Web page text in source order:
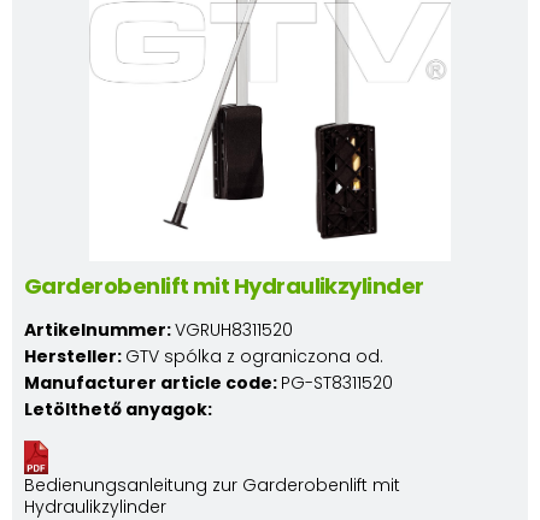
Garderobenlift mit Hydraulikzylinder
Artikelnummer:VGRUH8311520
Hersteller: GTV spólka z ograniczona od.
Manufacturer article code: PG-ST8311520
Letölthető anyagok:
Bedienungsanleitung zur Garderobenlift mit
Hydraulikzylinder